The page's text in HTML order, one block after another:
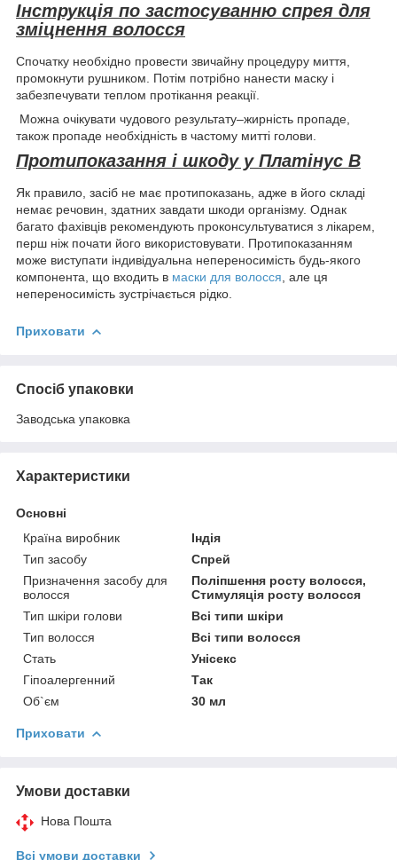
Інструкція по застосуванню спрея для
зміцнення волосся
Спочатку необхідно провести звичайну процедуру миття,
промокнути рушником. Потім потрібно нанести маску і
забезпечувати теплом протікання реакції.
Можна очікувати чудового результату–жирність пропаде,
також пропаде необхідність в частому митті голови.
Протипоказання і шкоду у Платінус В
Як правило, засіб не має протипоказань, адже в його складі
немає речовин, здатних завдати шкоди організму. Однак
багато фахівців рекомендують проконсультуватися з лікарем,
перш ніж почати його використовувати. Протипоказанням
може виступати індивідуальна непереносимість будь-якого
компонента, що входить в маски для волосся , але ця
непереносимість зустрічається рідко.
Приховати
Спосіб упаковки
Заводська упаковка
Характеристики
Основні
Країна виробник
Індія
Тип засобу
Спрей
Призначення засобу для
волосся
Поліпшення росту волосся,
Стимуляція росту волосся
Тип шкіри голови
Всі типи шкіри
Тип волосся
Всі типи волосся
Стать
Унісекс
Гіпоалергенний
Так
Об`єм
30 мл
Приховати
Умови доставки
Нова Пошта
Всі умови доставки